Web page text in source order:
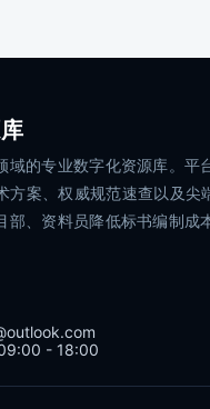
域的专业数字化资源库。平
方案、权威规范速查以及尖
部、资料员降低标书编制成
- 18:00